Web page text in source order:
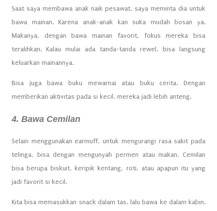
Saat saya membawa anak naik pesawat, saya meminta dia untuk
bawa mainan. Karena anak-anak kan suka mudah bosan ya.
Makanya, dengan bawa mainan favorit, fokus mereka bisa
teralihkan. Kalau mulai ada tanda-tanda rewel, bisa langsung
keluarkan mainannya.
Bisa juga bawa buku mewarnai atau buku cerita. Dengan
memberikan aktivitas pada si kecil, mereka jadi lebih anteng.
4. Bawa Cemilan
Selain menggunakan earmuff, untuk mengurangi rasa sakit pada
telinga, bisa dengan mengunyah permen atau makan. Cemilan
bisa berupa biskuit, keripik kentang, roti, atau apapun itu yang
jadi favorit si kecil.
Kita bisa memasukkan snack dalam tas, lalu bawa ke dalam kabin.